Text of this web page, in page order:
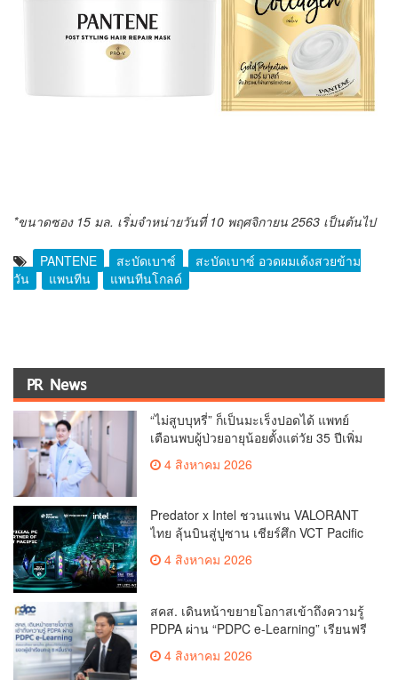
*ขนาดซอง 15 มล. เริ่มจำหน่ายวันที่ 10 พฤศจิกายน 2563 เป็นต้นไป
PANTENE สะบัดเบาซ์
สะบัดเบาซ์ อวดผมเด้งสวยข้าม
วัน
แพนทีน แพนทีนโกลด์
PR News
“ไม่สูบบุหรี่” ก็เป็นมะเร็งปอดได้ แพทย์
เตือนพบผู้ป่วยอายุน้อยตั้งแต่วัย 35 ปีเพิ่ม
ขึ้นคนไทยกว่า 70% รู้ตัวเมื่อโรคลุกลาม
4 สิงหาคม 2026
Predator x Intel ชวนแฟน VALORANT
ไทย ลุ้นบินสู่ปูซาน เชียร์ศึก VCT Pacific
Finals Busan ประเทศเกาหลีใต้ Predator
x Intel ชวนแฟน VALORANT ไทย ลุ้นบิน
สุดพิเศษตลอดทัวร์นาเมนต์
4 สิงหาคม 2026
สคส. เดินหน้าขยายโอกาสเข้าถึงความรู้
PDPA ผ่าน “PDPC e-Learning” เรียนฟรี
อดศักยภาพคนไทยสู่สังคมดิจิทัลปลอดภัย
4 สิงหาคม 2026